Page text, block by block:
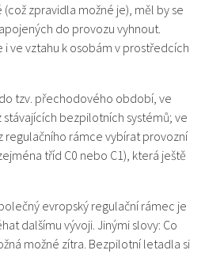
zpravidla možné je), měl by se
do provozu vyhnout.
ve vztahu k osobám v prostředcích
tzv. přechodového období, ve
bezpilotních systémů; ve
regulačního rámce vybírat provozní
tříd C0 nebo C1), která ještě
evropský regulační rámec je
dalšímu vývoji. Jinými slovy: Co
možné zítra. Bezpilotní letadla si